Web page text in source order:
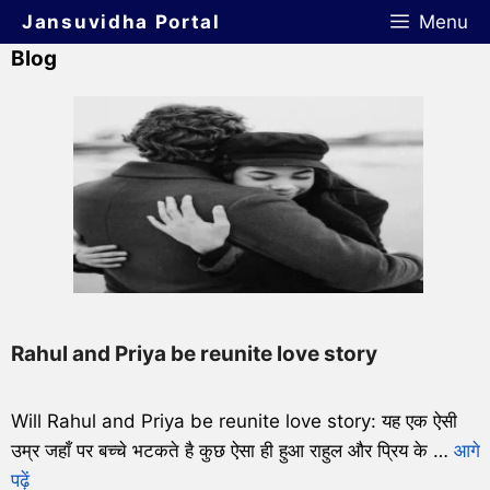
Jansuvidha Portal Menu
Blog
Rahul and Priya be reunite love story
Will Rahul and Priya be reunite love story: यह एक ऐसी
उम्र जहाँ पर बच्चे भटकते है कुछ ऐसा ही हुआ राहुल और प्रिय के … आगे
पढ़ें